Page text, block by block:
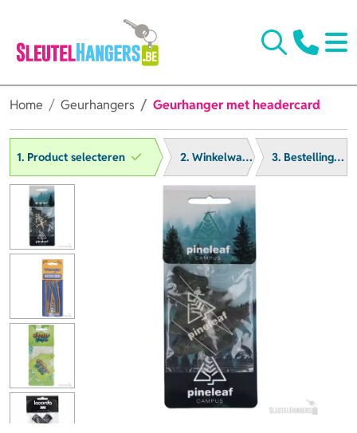
Home Geurhangers Geurhanger met headercard
1. Product selecteren 2. Winkelwagen 3. Bestelling afronden